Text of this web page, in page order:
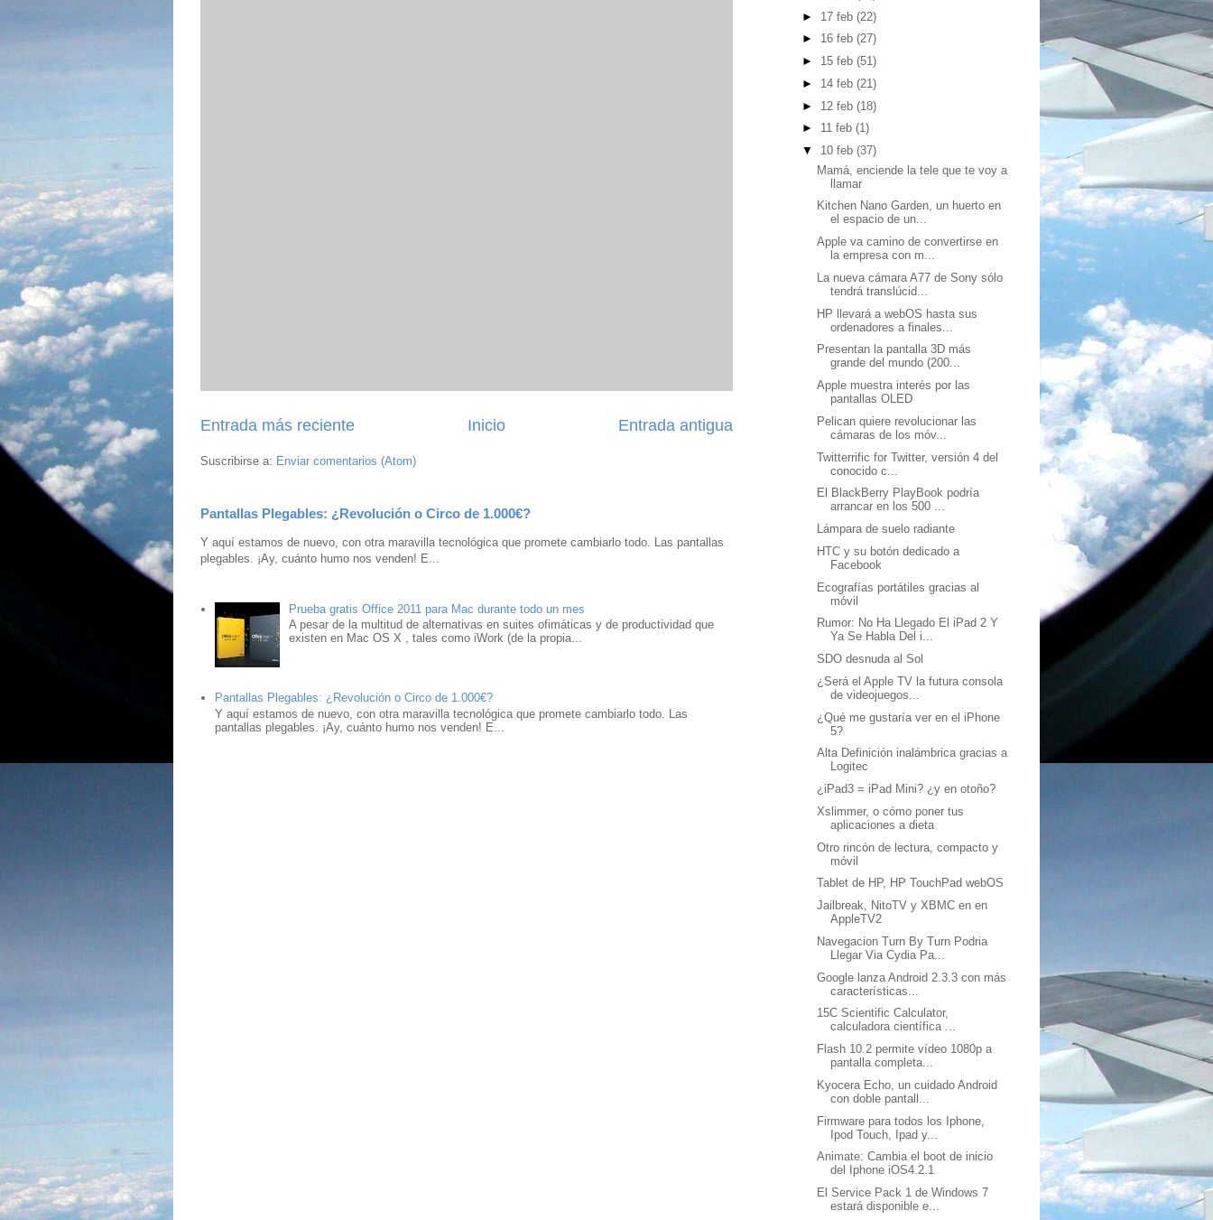
Entrada más reciente Entrada antigua
Inicio
Suscribirse a: Enviar comentarios (Atom)
Pantallas Plegables: ¿Revolución o Circo de 1.000€?
Y aquí estamos de nuevo, con otra maravilla tecnológica que promete cambiarlo todo. Las pantallas
plegables. ¡Ay, cuánto humo nos venden! E...
Prueba gratis Office 2011 para Mac durante todo un mes
A pesar de la multitud de alternativas en suites ofimáticas y de productividad que
existen en Mac OS X , tales como iWork (de la propia...
Pantallas Plegables: ¿Revolución o Circo de 1.000€?
Y aquí estamos de nuevo, con otra maravilla tecnológica que promete cambiarlo todo. Las
pantallas plegables. ¡Ay, cuánto humo nos venden! E...
► 17 feb(22)
► 16 feb(27)
► 15 feb(51)
► 14 feb(21)
► 12 feb(18)
► 11 feb(1)
▼ 10 feb(37)
Mamá, enciende la tele que te voy a
llamar
Kitchen Nano Garden, un huerto en
el espacio de un...
Apple va camino de convertirse en
la empresa con m...
La nueva cámara A77 de Sony sólo
tendrá translúcid...
HP llevará a webOS hasta sus
ordenadores a finales...
Presentan la pantalla 3D más
grande del mundo (200...
Apple muestra interés por las
pantallas OLED
Pelican quiere revolucionar las
cámaras de los móv...
Twitterrific for Twitter, versión 4 del
conocido c...
El BlackBerry PlayBook podría
arrancar en los 500 ...
Lámpara de suelo radiante
HTC y su botón dedicado a
Facebook
Ecografías portátiles gracias al
móvil
Rumor: No Ha Llegado El iPad 2 Y
Ya Se Habla Del i...
SDO desnuda al Sol
¿Será el Apple TV la futura consola
de videojuegos...
¿Qué me gustaría ver en el iPhone
5?
Alta Definición inalámbrica gracias a
Logitec
¿iPad3 = iPad Mini? ¿y en otoño?
Xslimmer, o cómo poner tus
aplicaciones a dieta
Otro rincón de lectura, compacto y
móvil
Tablet de HP, HP TouchPad webOS
Jailbreak, NitoTV y XBMC en en
AppleTV2
Navegacion Turn By Turn Podria
Llegar Via Cydia Pa...
Google lanza Android 2.3.3 con más
características...
15C Scientific Calculator,
calculadora científica ...
Flash 10.2 permite vídeo 1080p a
pantalla completa...
Kyocera Echo, un cuidado Android
con doble pantall...
Firmware para todos los Iphone,
Ipod Touch, Ipad y...
Animate: Cambia el boot de inicio
del Iphone iOS4.2.1
El Service Pack 1 de Windows 7
estará disponible e...